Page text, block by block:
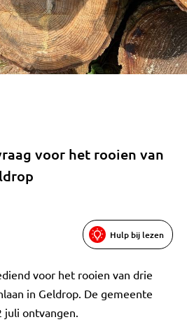
voor het rooien van
Hulp bij lezen
voor het rooien van drie
in Geldrop. De gemeente
juli ontvangen.